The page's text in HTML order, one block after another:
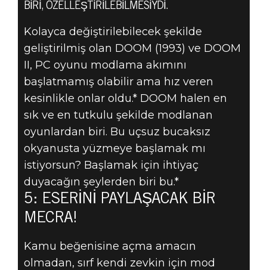
21 Ağustos 2019
DOOM
MODLAYAN
HERKESE
LAZIM OLAN 5
ŞEY – 5:
PAYLAŞACAK
BIR MECRA!
BIRI, ÖZELLEŞTIRILEBILMESIYDI.
Kolayca değiştirilebilecek şekilde
geliştirilmiş olan DOOM (1993) ve DOOM
II, PC oyunu modlama akımını
başlatmamış olabilir ama hız veren
kesinlikle onlar oldu.* DOOM halen en
sık ve en tutkulu şekilde modlanan
oyunlardan biri. Bu uçsuz bucaksız
okyanusta yüzmeye başlamak mı
istiyorsun? Başlamak için ihtiyaç
duyacağın şeylerden biri bu.*
5: ESERINI PAYLAŞACAK BIR
MECRA!
Kamu beğenisine açma amacın
olmadan, sırf kendi zevkin için mod